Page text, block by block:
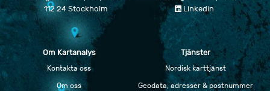
112 24 Stockholm
Linkedin
Om Kartanalys
Kontakta oss
Om oss
Tjänster
Nordisk karttjänst
Geodata, adresser & postnummer